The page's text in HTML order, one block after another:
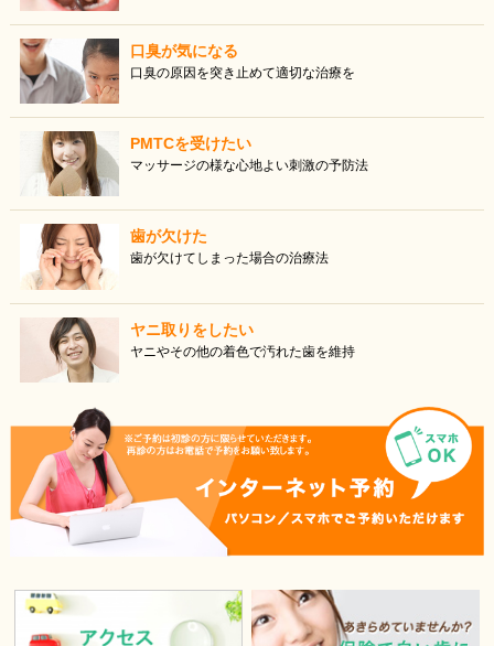
口臭が気になる
口臭の原因を突き止めて適切な治療を
PMTCを受けたい
マッサージの様な心地よい刺激の予防法
歯が欠けた
歯が欠けてしまった場合の治療法
ヤニ取りをしたい
ヤニやその他の着色で汚れた歯を維持